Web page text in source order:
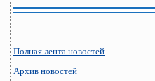
Полная лента новостей
Архив новостей